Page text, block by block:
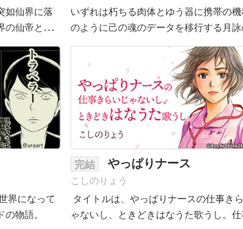
如仙界に落
の仙帝とな
かつては愛
…今なら、...
いずれは朽ちる肉体とゆう器に携帯の
のように己の魂のデータを移行する月
界を守ってきた承平天慶だったが、魂の
として不遇な魂を抱え込み鬱屈な日々が
界になって
ドの物語。
完結 やっぱりナース
こしのりょう
タイトルは、やっぱりナースの仕事き
ゃないし、ときどきはなうた歌うし。